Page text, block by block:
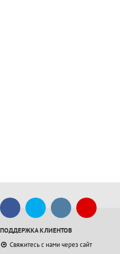
ПОДДЕРЖКА КЛИЕНТОВ
Свяжитесь с нами через сайт